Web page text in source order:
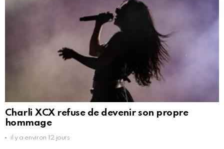
Charli XCX refuse de devenir son propre
hommage
il y a environ 12 jours